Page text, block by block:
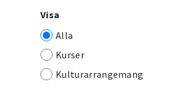
Visa
Alla
Kurser
Kulturarrangemang